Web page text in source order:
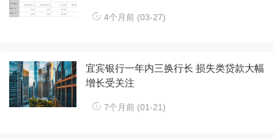
4个月前 (03-27)
宜宾银行一年内三换行长 损失类贷款大幅
增长受关注
7个月前 (01-21)